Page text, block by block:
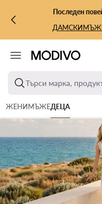
КЪМ ОСНОВНОТО
КЪМ ТЪРСЕНЕПоследен
ДАМСКИ
Търси марка,
ЖЕНИМЪЖЕДЕЦА